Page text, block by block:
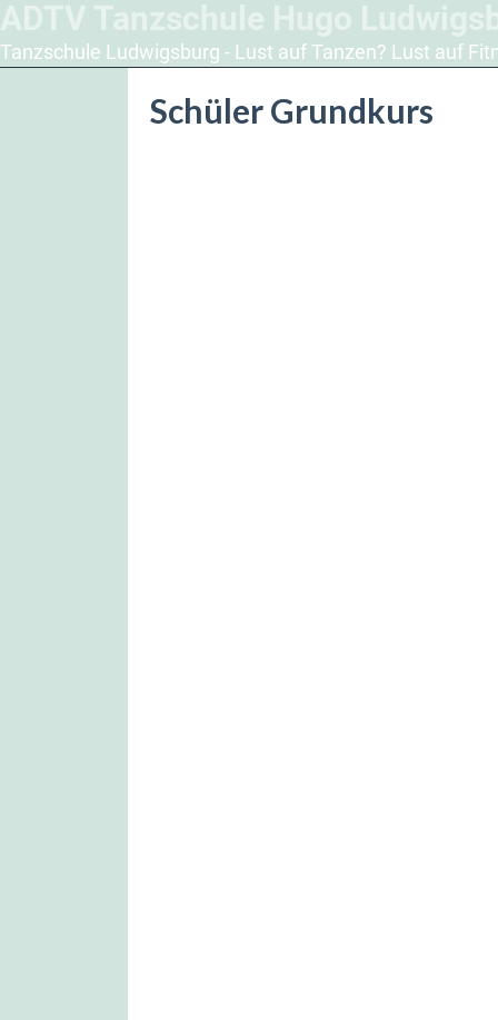
Tanzschule Ludwigsburg - Lust auf Tanzen? Lust auf
Schüler Grundkurs